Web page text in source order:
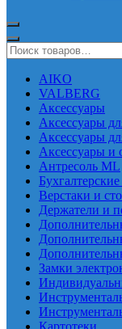
AIKO
VALBERG
Аксессуары
Аксессуары
Аксессуары
Аксессуары и
Антресоль ML
Верстаки и
Держатели и
Замки
Картотеки